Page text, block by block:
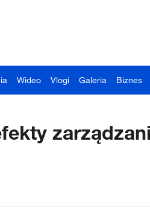
Wideo Vlogi Galeria Biznes